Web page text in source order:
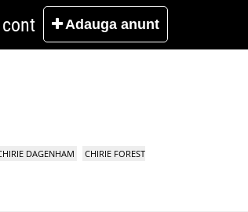
Adauga anunt
DAGENHAM
CHIRIE FOREST